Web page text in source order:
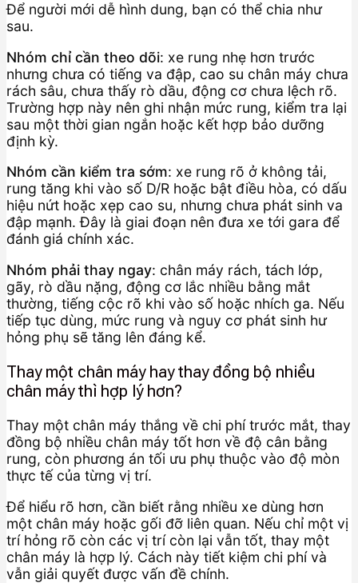
Để người mới dễ hình dung, bạn có thể chia như
sau.
Nhóm chỉ cần theo dõi: xe rung nhẹ hơn trước
nhưng chưa có tiếng va đập, cao su chân máy chưa
rách sâu, chưa thấy rò dầu, động cơ chưa lệch rõ.
Trường hợp này nên ghi nhận mức rung, kiểm tra lại
sau một thời gian ngắn hoặc kết hợp bảo dưỡng
định kỳ.
Nhóm cần kiểm tra sớm: xe rung rõ ở không tải,
rung tăng khi vào số D/R hoặc bật điều hòa, có dấu
hiệu nứt hoặc xẹp cao su, nhưng chưa phát sinh va
đập mạnh. Đây là giai đoạn nên đưa xe tới gara để
đánh giá chính xác.
Nhóm phải thay ngay: chân máy rách, tách lớp,
gãy, rò dầu nặng, động cơ lắc nhiều bằng mắt
thường, tiếng cộc rõ khi vào số hoặc nhích ga. Nếu
tiếp tục dùng, mức rung và nguy cơ phát sinh hư
hỏng phụ sẽ tăng lên đáng kể.
Thay một chân máy hay thay đồng bộ nhiều
chân máy thì hợp lý hơn?
Thay một chân máy thắng về chi phí trước mắt, thay
đồng bộ nhiều chân máy tốt hơn về độ cân bằng
rung, còn phương án tối ưu phụ thuộc vào độ mòn
thực tế của từng vị trí.
Để hiểu rõ hơn, cần biết rằng nhiều xe dùng hơn
một chân máy hoặc gối đỡ liên quan. Nếu chỉ một vị
trí hỏng rõ còn các vị trí còn lại vẫn tốt, thay một
chân máy là hợp lý. Cách này tiết kiệm chi phí và
vẫn giải quyết được vấn đề chính.